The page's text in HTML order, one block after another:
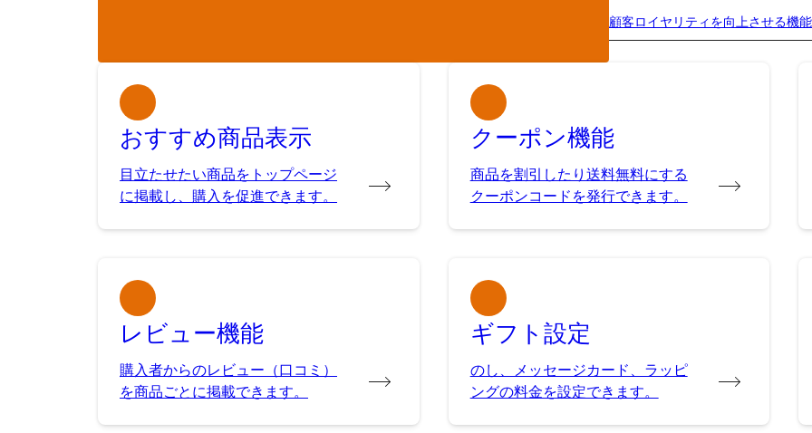
顧客ロイヤリティを向上させる機能
おすすめ商品表示
目立たせたい商品をトップページ
に掲載し、購入を促進できます。
クーポン機能
商品を割引したり送料無料にする
クーポンコードを発行できます。
レビュー機能
購入者からのレビュー（口コミ）
を商品ごとに掲載できます。
ギフト設定
のし、メッセージカード、ラッピ
ングの料金を設定できます。